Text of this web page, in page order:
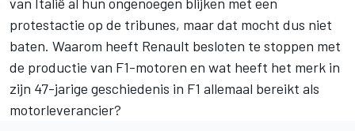
protestactie op de tribunes, maar dat mocht dus niet
baten. Waarom heeft Renault besloten te stoppen met
de productie van F1-motoren en wat heeft het merk in
zijn 47-jarige geschiedenis in F1 allemaal bereikt als
motorleverancier?